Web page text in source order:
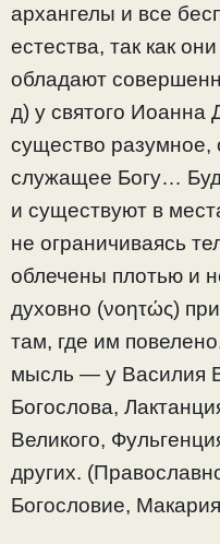
архангелы и все
естества, так как
обладают
д) у святого Иоанна
существо разумное,
служащее Богу…
и существуют в
не ограничиваясь
облечены плотью и
духовно (νοητώς)
там, где им
мысль — у Василия
Богослова,
Великого,
других.
Богословие,